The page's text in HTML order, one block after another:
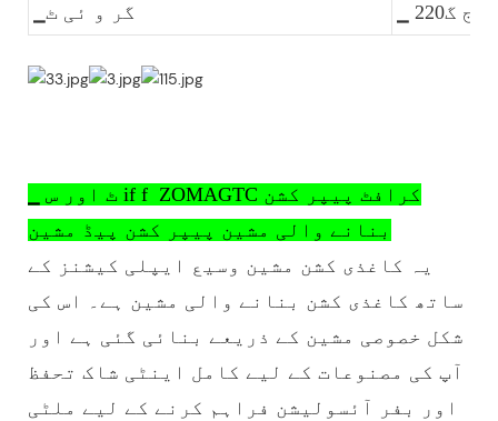
▁گر و ئی ٹ ▁ نج گ220
▁ ٹ اور س if f ZOMAGTC کرافٹ پیپر کشن
بنانے والی مشین پیپر کشن پیڈ مشین
یہ کاغذی کشن مشین وسیع ایپلی کیشنز کے
ساتھ کاغذی کشن بنانے والی مشین ہے۔ اس کی
شکل خصوصی مشین کے ذریعے بنائی گئی ہے اور
آپ کی مصنوعات کے لیے کامل اینٹی شاک تحفظ
اور بفر آئسولیشن فراہم کرنے کے لیے ملٹی